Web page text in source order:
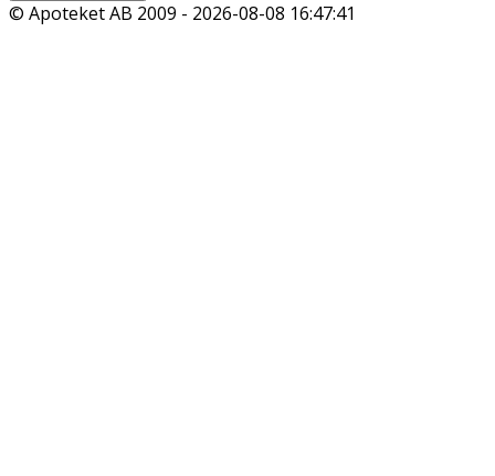
© Apoteket AB 2009 - 2026-08-08 16:47:41